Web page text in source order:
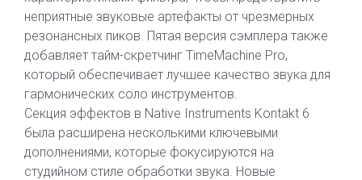
неприятные звуковые артефакты от чрезмерных
резонансных пиков. Пятая версия сэмплера также
добавляет тайм-скретчинг TimeMachine Pro,
который обеспечивает лучшее качество звука для
гармонических соло инструментов.
Секция эффектов в Native Instruments Kontakt 6
была расширена несколькими ключевыми
дополнениями, которые фокусируются на
студийном стиле обработки звука. Новые